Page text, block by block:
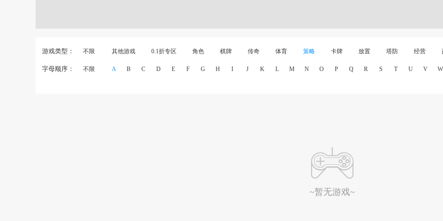
游戏类型： 不限 其他游戏 0.1折专区 角色 棋牌 传奇 体育 策略 卡牌 放置 塔防 经营
字母顺序： 不限 A B C D E F G H I J K L M N O P Q R S T U V W
~暂无游戏~